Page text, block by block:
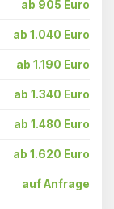
ab 905 Euro
ab 1.040 Euro
ab 1.190 Euro
ab 1.340 Euro
ab 1.480 Euro
ab 1.620 Euro
auf Anfrage